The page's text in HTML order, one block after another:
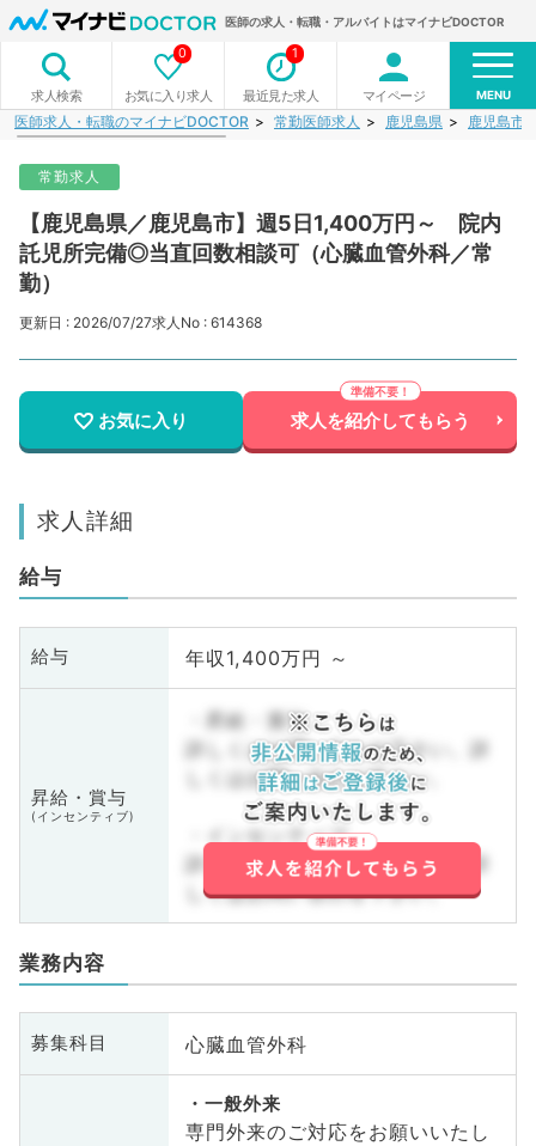
医師の求人・転職・アルバイトはマイナビDOCTOR
求人検索 お気に入り求人
0
最近見た求人
1
マイページ MENU
医師求人・転職のマイナビDOCTOR 常勤医師求人 鹿児島県 鹿児島市
常勤求人
【鹿児島県／鹿児島市】週5日1,400万円～ 院内
託児所完備◎当直回数相談可（心臓血管外科／常
勤）
更新日 : 2026/07/27求人No : 614368
お気に入り 求人を紹介してもらう
求人詳細
給与
給与 年収1,400万円 ～
昇給・賞与
(インセンティブ)
・昇給・賞与
詳しくはお問い合わせ下さい。詳
しくはお問い合わせ下さい。
・インセンティブ
詳しくはお問い合わせ下さい。詳
しくはお問い合わせ下さい。
業務内容
募集科目 心臓血管外科
一般外来
専門外来のご対応をお願いいたし